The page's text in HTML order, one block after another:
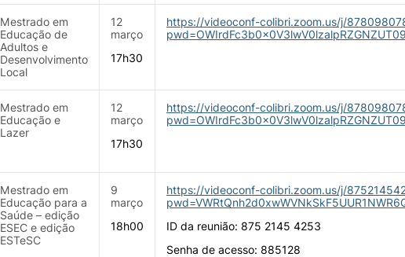
Mestrado em
Educação de
Adultos e
Desenvolvimento
Local
12
março
17h30
https://videoconf-colibri.zoom.us/j/
pwd=OWIrdFc3b0x0V3lwV0lzalpRZGNZUT09
Mestrado em
Educação e
Lazer
12
março
17h30
https://videoconf-colibri.zoom.us/j/
pwd=OWIrdFc3b0x0V3lwV0lzalpRZGNZUT09
Mestrado em
Educação para a
Saúde – edição
ESEC e edição
ESTeSC
9
março
18h00
https://videoconf-colibri.zoom.us/j/
ID da reunião: 875 2145 4253
Senha de acesso: 885128